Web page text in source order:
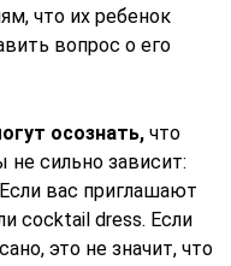
что их ребенок
вопрос о его
осознать, что
сильно зависит:
вас приглашают
cocktail dress. Если
это не значит, что